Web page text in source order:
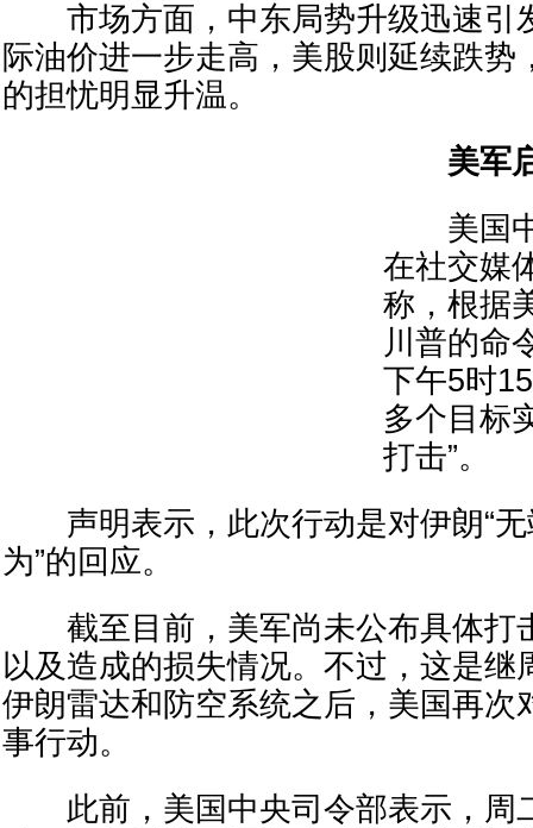
市场方面，中东局势升级迅速引
际油价进一步走高，美股则延续跌势
的担忧明显升温。
美军
美国中
在社交媒
称，根据
川普的命
下午5时
多个目标
打击”。
声明表示，此次行动是对伊朗“无
为”的回应。
截至目前，美军尚未公布具体打
以及造成的损失情况。不过，这是继
伊朗雷达和防空系统之后，美国再次
事行动。
此前，美国中央司令部表示，周